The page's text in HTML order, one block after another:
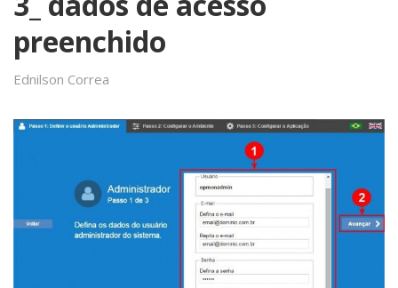
preenchido
Ednilson Correa